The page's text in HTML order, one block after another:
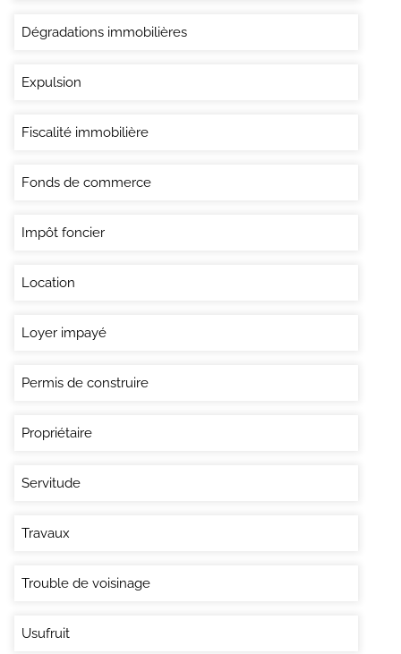
Dégradations immobilières
Expulsion
Fiscalité immobilière
Fonds de commerce
Impôt foncier
Location
Loyer impayé
Permis de construire
Propriétaire
Servitude
Travaux
Trouble de voisinage
Usufruit